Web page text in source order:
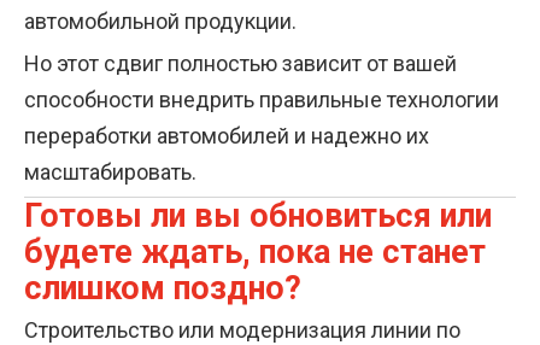
автомобильной продукции.
Но этот сдвиг полностью зависит от вашей
способности внедрить правильные технологии
переработки автомобилей и надежно их
масштабировать.
Готовы ли вы обновиться или
будете ждать, пока не станет
слишком поздно?
Строительство или модернизация линии по